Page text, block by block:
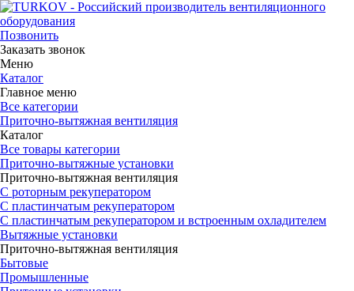
Позвонить
Заказать звонок
Меню
Каталог
Главное меню
Все категории
Приточно-вытяжная вентиляция
Каталог
Все товары категории
Приточно-вытяжные установки
Приточно-вытяжная вентиляция
С роторным рекуператором
С пластинчатым рекуператором
С пластинчатым рекуператором и встроенным охладителем
Вытяжные установки
Приточно-вытяжная вентиляция
Бытовые
Промышленные